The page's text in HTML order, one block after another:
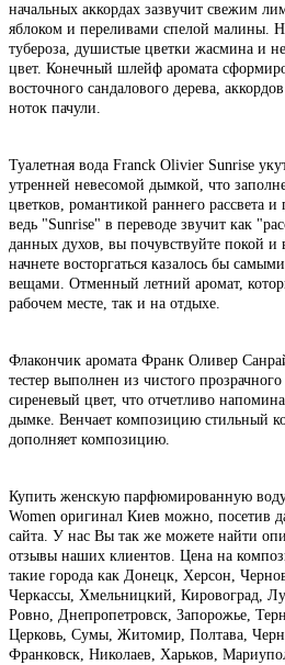
начальных аккордах зазвучит свежим
яблоком и переливами спелой малины.
тубероза, душистые цветки жасмина и
цвет. Конечный шлейф аромата
восточного сандалового дерева,
ноток пачули.
Туалетная вода Franck Olivier Sunrise
утренней невесомой дымкой, что
цветков, романтикой раннего рассвета и
ведь "Sunrise" в переводе звучит как
данных духов, вы почувствуйте покой и
начнете восторгаться казалось бы
вещами. Отменный летний аромат,
рабочем месте, так и на отдыхе.
Флакончик аромата Франк Оливер
тестер выполнен из чистого
сиреневый цвет, что отчетливо
дымке. Венчает композицию стильный
дополняет композицию.
Купить женскую парфюмированную
Women оригинал Киев можно, посетив
сайта. У нас Вы так же можете найти
отзывы наших клиентов. Цена на
такие города как Донецк, Херсон,
Черкассы, Хмельницкий, Кировоград,
Ровно, Днепропетровск, Запорожье,
Церковь, Сумы, Житомир, Полтава,
Франковск, Николаев, Харьков,